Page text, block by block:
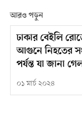
আরও পড়ুন
ঢাকার বেইলি
আগুনে নিহতের
পর্যন্ত যা জানা
০১ মার্চ ২০২৪